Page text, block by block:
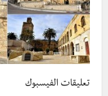
تعليقات الفيسبوك